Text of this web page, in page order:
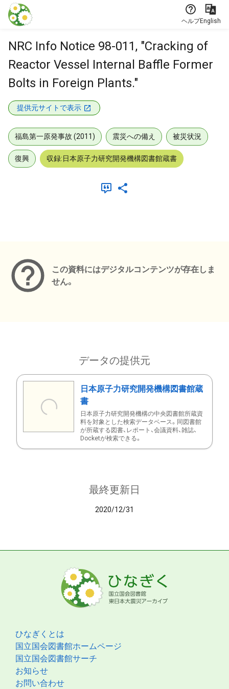
本文に飛ぶ
ヘルプEnglish
NRC Info Notice 98-011, "Cracking of
Reactor Vessel Internal Baffle Former
Bolts in Foreign Plants."
提供元サイトで表示
福島第一原発事故 (2011) 震災への備え 被災状況
復興 収録:日本原子力研究開発機構図書館蔵書
この資料にはデジタルコンテンツが存在しま
せん。
データの提供元
日本原子力研究開発機構図書館蔵
書
日本原子力研究開発機構の中央図書館所蔵資
料を対象とした検索データベース。同図書館
が所蔵する図書、レポート、会議資料、雑誌、
Docketが検索できる。
最終更新日
2020/12/31
ひなぎくとは
国立国会図書館ホームページ
国立国会図書館サーチ
お知らせ
お問い合わせ